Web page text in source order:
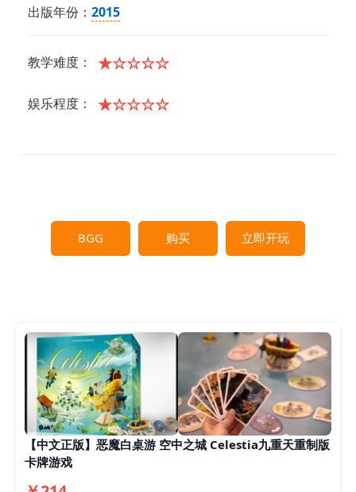
出版年份： 2015
教学难度： ★☆☆☆☆
娱乐程度： ★☆☆☆☆
BGG 购买 立即开玩
【中文正版】恶魔白桌游 空中之城 Celestia九重天重制版
卡牌游戏